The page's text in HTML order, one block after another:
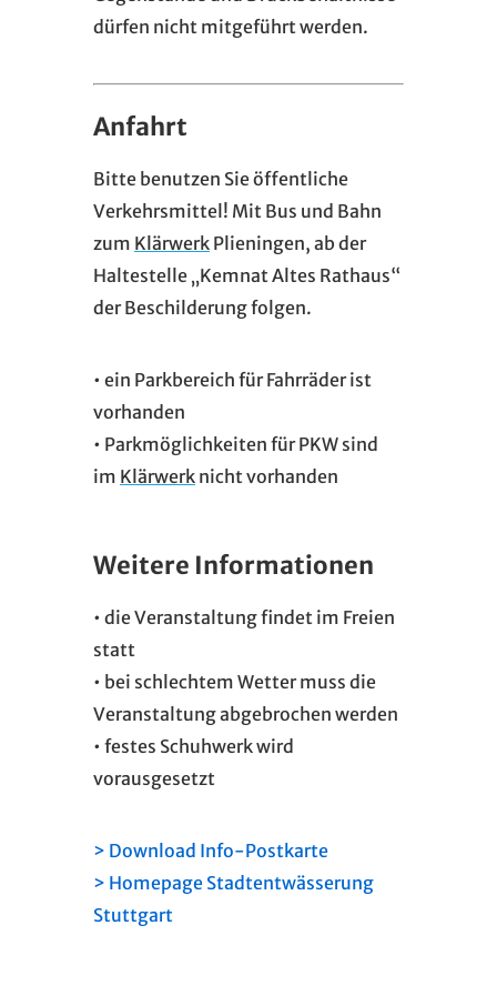
dürfen nicht mitgeführt werden.
Anfahrt
Bitte benutzen Sie öffentliche
Verkehrsmittel! Mit Bus und Bahn
zum Klärwerk Plieningen, ab der
Haltestelle „Kemnat Altes Rathaus“
der Beschilderung folgen.
• ein Parkbereich für Fahrräder ist
vorhanden
• Parkmöglichkeiten für PKW sind
im Klärwerk nicht vorhanden
Weitere Informationen
• die Veranstaltung findet im Freien
statt
• bei schlechtem Wetter muss die
Veranstaltung abgebrochen werden
• festes Schuhwerk wird
vorausgesetzt
> Download Info-Postkarte
> Homepage Stadtentwässerung
Stuttgart